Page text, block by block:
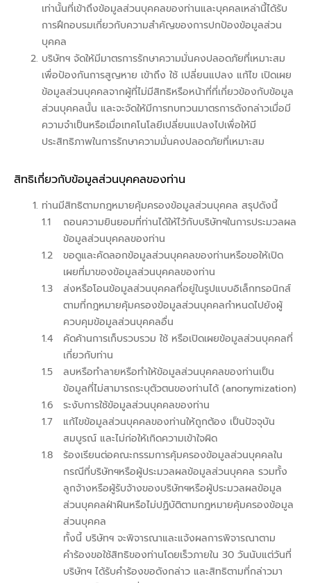
เท่านั้นที่เข้าถึงข้อมูลส่วนบุคคลของท่านและบุคคลเหล่านี้ได้รับ
การฝึกอบรมเกี่ยวกับความสำคัญของการปกป้องข้อมูลส่วน
บุคคล
บริษัทฯ จัดให้มีมาตรการรักษาความมั่นคงปลอดภัยที่เหมาะสม
เพื่อป้องกันการสูญหาย เข้าถึง ใช้ เปลี่ยนแปลง แก้ไข เปิดเผย
ข้อมูลส่วนบุคคลจากผู้ที่ไม่มีสิทธิหรือหน้าที่ที่เกี่ยวข้องกับข้อมูล
ส่วนบุคคลนั้น และจะจัดให้มีการทบทวนมาตรการดังกล่าวเมื่อมี
ความจำเป็นหรือเมื่อเทคโนโลยีเปลี่ยนแปลงไปเพื่อให้มี
ประสิทธิภาพในการรักษาความมั่นคงปลอดภัยที่เหมาะสม
สิทธิเกี่ยวกับข้อมูลส่วนบุคคลของท่าน
ท่านมีสิทธิตามกฎหมายคุ้มครองข้อมูลส่วนบุคคล สรุปดังนี้
1.1
ถอนความยินยอมที่ท่านได้ให้ไว้กับบริษัทฯในการประมวลผล
ข้อมูลส่วนบุคคลของท่าน
1.2
ขอดูและคัดลอกข้อมูลส่วนบุคคลของท่านหรือขอให้เปิด
เผยที่มาของข้อมูลส่วนบุคคลของท่าน
1.3
ส่งหรือโอนข้อมูลส่วนบุคคลที่อยู่ในรูปแบบอิเล็กทรอนิกส์
ตามที่กฎหมายคุ้มครองข้อมูลส่วนบุคคลกำหนดไปยังผู้
ควบคุมข้อมูลส่วนบุคคลอื่น
1.4
คัดค้านการเก็บรวบรวม ใช้ หรือเปิดเผยข้อมูลส่วนบุคคลที่
เกี่ยวกับท่าน
1.5
ลบหรือทำลายหรือทำให้ข้อมูลส่วนบุคคลของท่านเป็น
ข้อมูลที่ไม่สามารถระบุตัวตนของท่านได้ (anonymization)
1.6
ระงับการใช้ข้อมูลส่วนบุคคลของท่าน
1.7
แก้ไขข้อมูลส่วนบุคคลของท่านให้ถูกต้อง เป็นปัจจุบัน
สมบูรณ์ และไม่ก่อให้เกิดความเข้าใจผิด
1.8
ร้องเรียนต่อคณะกรรมการคุ้มครองข้อมูลส่วนบุคคลใน
กรณีที่บริษัทฯหรือผู้ประมวลผลข้อมูลส่วนบุคคล รวมทั้ง
ลูกจ้างหรือผู้รับจ้างของบริษัทฯหรือผู้ประมวลผลข้อมูล
ส่วนบุคคลฝ่าฝืนหรือไม่ปฏิบัติตามกฎหมายคุ้มครองข้อมูล
ส่วนบุคคล
ทั้งนี้ บริษัทฯ จะพิจารณาและแจ้งผลการพิจารณาตาม
คำร้องขอใช้สิทธิของท่านโดยเร็วภายใน 30 วันนับแต่วันที่
บริษัทฯ ได้รับคำร้องขอดังกล่าว และสิทธิตามที่กล่าวมา